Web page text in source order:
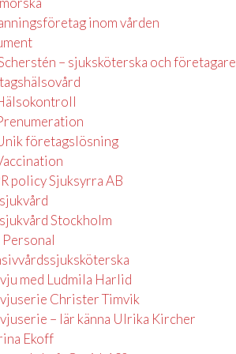
Sjuksyrra. Jag har
min konsultchef
och de
hela
är ett bolag som
Jag ser
nästa uppdrag
MILLAN
inom vården
– sjuksköterska och företagare
företagslösning
policy Sjuksyrra AB
Stockholm
Personal
med Ludmila Harlid
Christer Timvik
– lär känna Ulrika Kircher
Ekoff